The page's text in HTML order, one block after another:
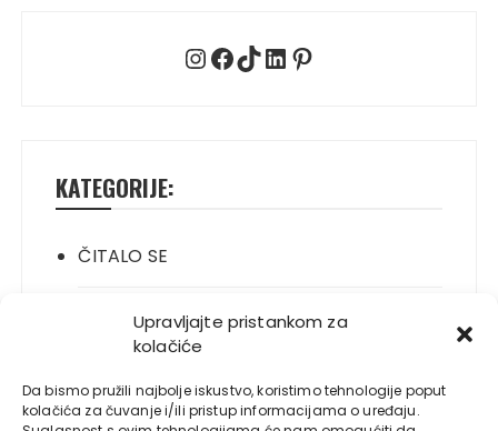
Upravljajte pristankom za
kolačiće
Da bismo pružili najbolje iskustvo, koristimo tehnologije poput
kolačića za čuvanje i/ili pristup informacijama o uređaju.
Instagram
Facebook
TikTok
LinkedIn
Pinterest
KATEGORIJE:
ČITALO SE
ITALIANO